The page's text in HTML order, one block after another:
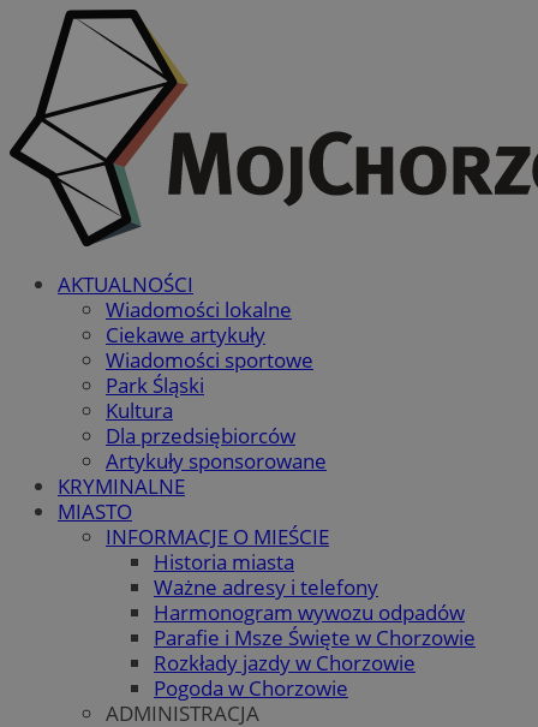
AKTUALNOŚCI
Wiadomości lokalne
Ciekawe artykuły
Wiadomości sportowe
Park Śląski
Kultura
Dla przedsiębiorców
Artykuły sponsorowane
KRYMINALNE
MIASTO
INFORMACJE O MIEŚCIE
Historia miasta
Ważne adresy i telefony
Harmonogram wywozu odpadów
Parafie i Msze Święte w Chorzowie
Rozkłady jazdy w Chorzowie
Pogoda w Chorzowie
ADMINISTRACJA